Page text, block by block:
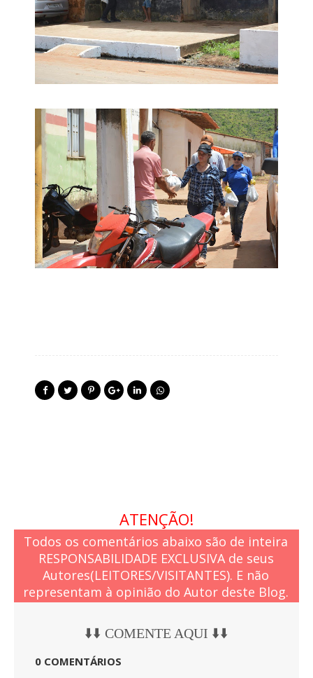
ATENÇÃO!
Todos os comentários abaixo são de inteira
RESPONSABILIDADE EXCLUSIVA de seus
Autores(LEITORES/VISITANTES). E não
representam à opinião do Autor deste Blog.
⬇️⬇️ COMENTE AQUI ⬇️⬇️
0 COMENTÁRIOS